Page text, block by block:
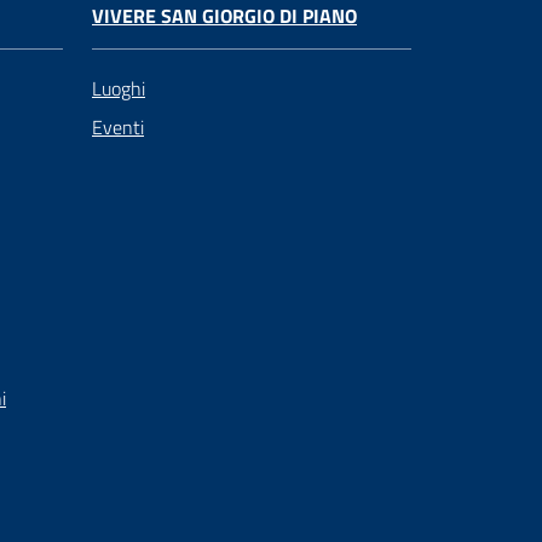
VIVERE SAN GIORGIO DI PIANO
Luoghi
Eventi